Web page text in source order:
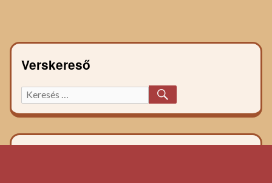
Verskereső
Keresett
főzelék